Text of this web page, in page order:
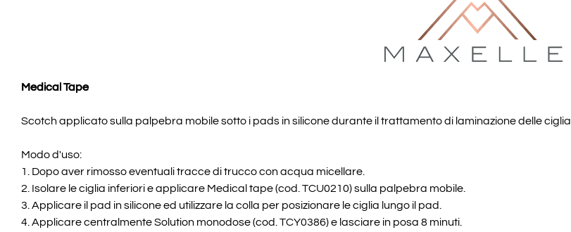
Medical Tape
Scotch applicato sulla palpebra mobile sotto i pads in silicone durante il trattamento di laminazione delle ciglia.
Modo d'uso:
1. Dopo aver rimosso eventuali tracce di trucco con acqua micellare.
2. Isolare le ciglia inferiori e applicare Medical tape (cod. TCU0210) sulla palpebra mobile.
3. Applicare il pad in silicone ed utilizzare la colla per posizionare le ciglia lungo il pad.
4. Applicare centralmente Solution monodose (cod. TCY0386) e lasciare in posa 8 minuti.